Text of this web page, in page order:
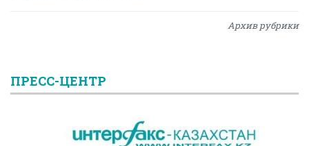
Архив рубрики
ПРЕСС-ЦЕНТР